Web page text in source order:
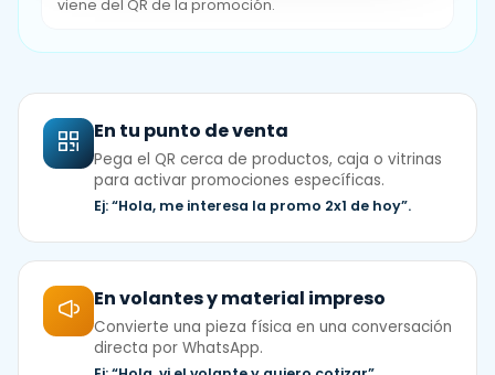
En tu punto de venta
Pega el QR cerca de productos, caja o vitrinas
para activar promociones específicas.
En volantes y material impreso
Convierte una pieza física en una conversación
directa por WhatsApp.